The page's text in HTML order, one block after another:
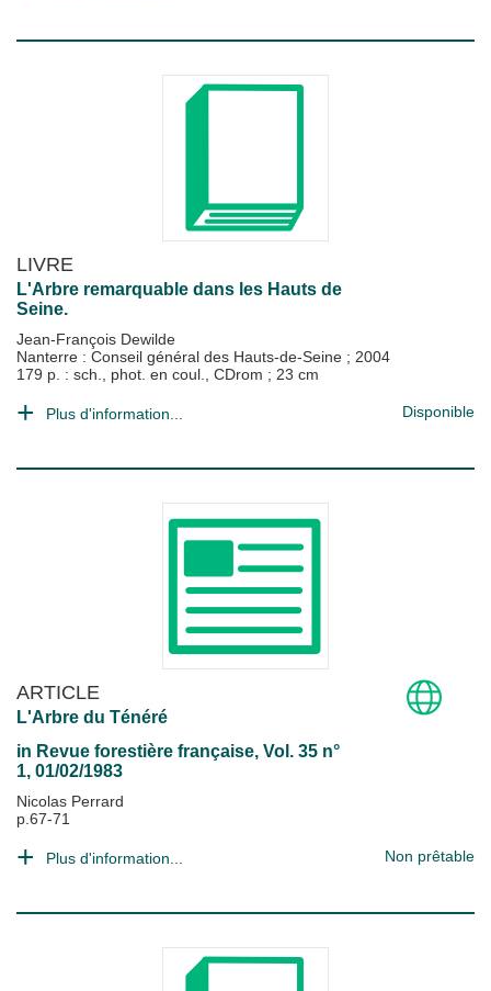
LIVRE
L'Arbre remarquable dans les Hauts de
Seine.
Jean-François Dewilde
Nanterre : Conseil général des Hauts-de-Seine ; 2004
179 p. : sch., phot. en coul., CDrom ; 23 cm
Plus d'information... Disponible
ARTICLE
L'Arbre du Ténéré
in Revue forestière française, Vol. 35 n°
1, 01/02/1983
Nicolas Perrard
p.67-71
Plus d'information... Non prêtable